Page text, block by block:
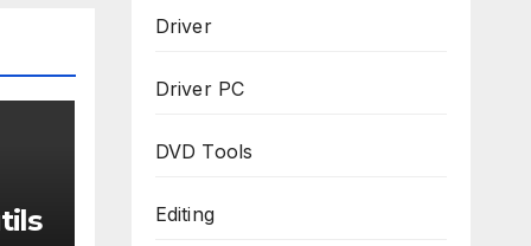
Driver
Driver PC
DVD Tools
Editing